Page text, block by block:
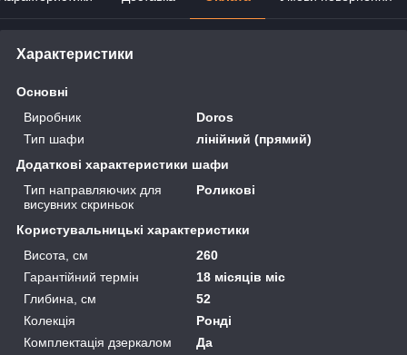
Характеристики
Основні
Виробник
Doros
Тип шафи
лінійний (прямий)
Додаткові характеристики шафи
Тип направляючих для
висувних скриньок
Роликові
Користувальницькі характеристики
Висота, см
260
Гарантійний термін
18 місяців міс
Глибина, см
52
Колекція
Ронді
Комплектація дзеркалом
Да